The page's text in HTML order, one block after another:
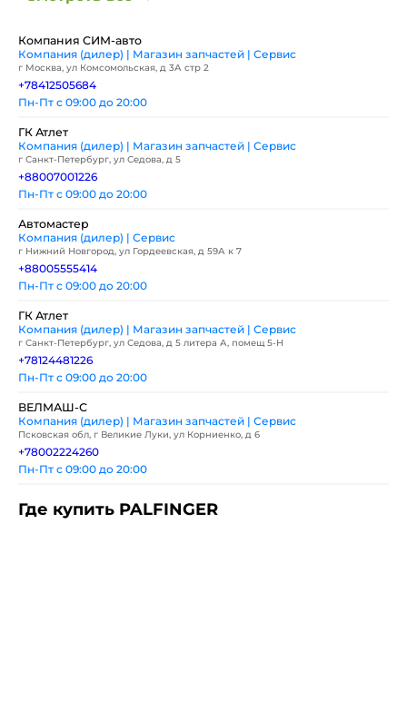
Компания СИМ-авто
Компания (дилер) | Магазин запчастей | Сервис
г Москва, ул Комсомольская, д 3А стр 2
+78412505684
Пн-Пт с 09:00 до 20:00
ГК Атлет
Компания (дилер) | Магазин запчастей | Сервис
г Санкт-Петербург, ул Седова, д 5
+88007001226
Пн-Пт с 09:00 до 20:00
Автомастер
Компания (дилер) | Сервис
г Нижний Новгород, ул Гордеевская, д 59А к 7
+88005555414
Пн-Пт с 09:00 до 20:00
ГК Атлет
Компания (дилер) | Магазин запчастей | Сервис
г Санкт-Петербург, ул Седова, д 5 литера А, помещ 5-Н
+78124481226
Пн-Пт с 09:00 до 20:00
ВЕЛМАШ-С
Компания (дилер) | Магазин запчастей | Сервис
Псковская обл, г Великие Луки, ул Корниенко, д 6
+78002224260
Пн-Пт с 09:00 до 20:00
Где купить PALFINGER